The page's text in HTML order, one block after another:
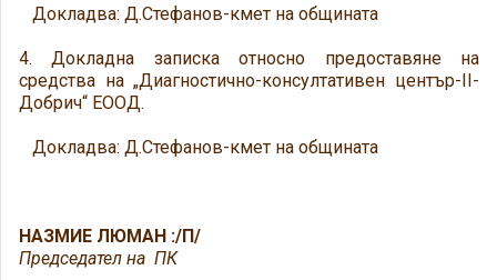
Докладва: Д.Стефанов-кмет на общината
4. Докладна записка относно предоставяне на
средства на „Диагностично-консултативен център-II-
Добрич“ ЕООД.
Докладва: Д.Стефанов-кмет на общината
НАЗМИЕ ЛЮМАН :/П/
Председател на ПК